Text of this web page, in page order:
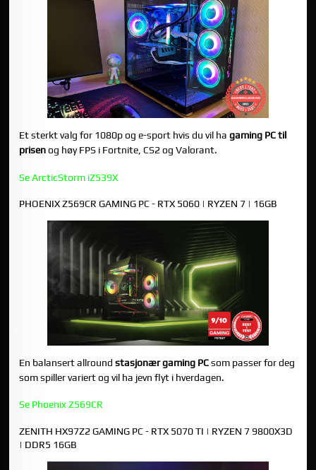
Et sterkt valg for 1080p og e-sport hvis du vil hagaming PC til
prisenog høy FPS i Fortnite, CS2 og Valorant.
Se ArcticStorm iZ539X
PHOENIX Z569CR GAMING PC - RTX 5060 | RYZEN 7 | 16GB
En balansert allroundstasjonær gaming PCsom passer for deg
som spiller variert og vil ha jevn flyt i hverdagen.
Se Phoenix Z569CR
ZENITH HX97Z2 GAMING PC - RTX 5070 TI | RYZEN 7 9800X3D
| DDR5 16GB